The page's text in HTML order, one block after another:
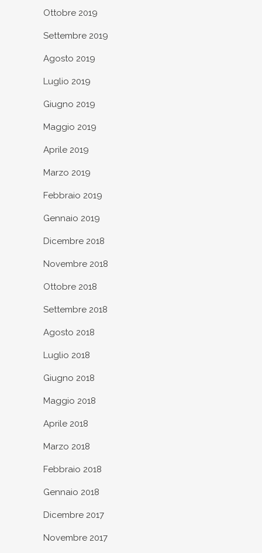
Ottobre 2019
Settembre 2019
Agosto 2019
Luglio 2019
Giugno 2019
Maggio 2019
Aprile 2019
Marzo 2019
Febbraio 2019
Gennaio 2019
Dicembre 2018
Novembre 2018
Ottobre 2018
Settembre 2018
Agosto 2018
Luglio 2018
Giugno 2018
Maggio 2018
Aprile 2018
Marzo 2018
Febbraio 2018
Gennaio 2018
Dicembre 2017
Novembre 2017